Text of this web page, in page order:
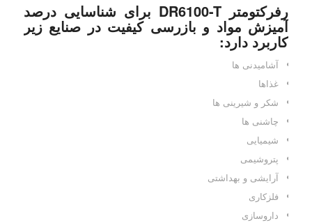
رفرکتومتر DR6100-T برای شناسایی درصد
آمیزش مواد و بازرسی کیفیت در صنایع زیر
کاربرد دارد:
آشامیدنی ها
غذاها
شکر و شیرینی ها
چاشنی ها
شیمیایی
پتروشیمی
آرایشی و بهداشتی
فلزکاری
داروسازی